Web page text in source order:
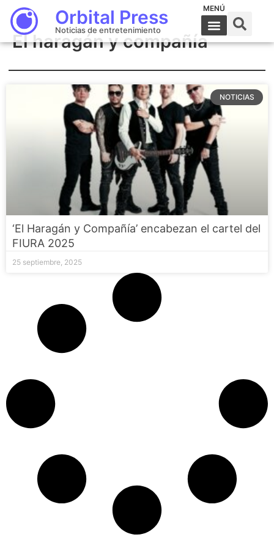
Orbital Press
Noticias de entretenimiento
MENÚ
El haragán y compañía
NOTICIAS
‘El Haragán y Compañía’ encabezan el cartel del
FIURA 2025
25 septiembre, 2025